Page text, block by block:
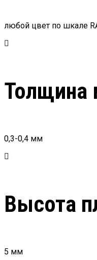
любой цвет по шкале
Толщина
0,3-0,4 мм
Высота
5 мм